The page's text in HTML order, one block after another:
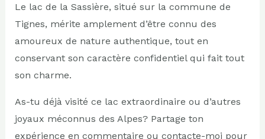
Le lac de la Sassière, situé sur la commune de
Tignes, mérite amplement d’être connu des
amoureux de nature authentique, tout en
conservant son caractère confidentiel qui fait tout
son charme.
As-tu déjà visité ce lac extraordinaire ou d’autres
joyaux méconnus des Alpes? Partage ton
expérience en commentaire ou contacte-moi pour